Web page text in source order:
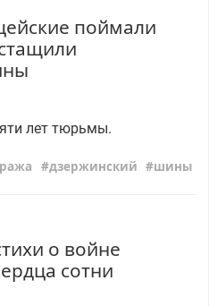
поймали
лет тюрьмы.
дзержинский шины
о войне
сотни